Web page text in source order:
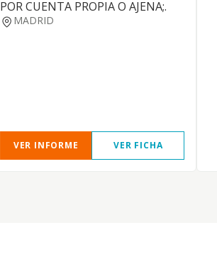
POR CUENTA PROPIA O AJENA;.
MADRID
VER INFORME VER FICHA